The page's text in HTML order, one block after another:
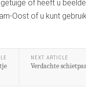
of heeft u
Oost of u kunt
NEXT ARTICLE
Verdachte